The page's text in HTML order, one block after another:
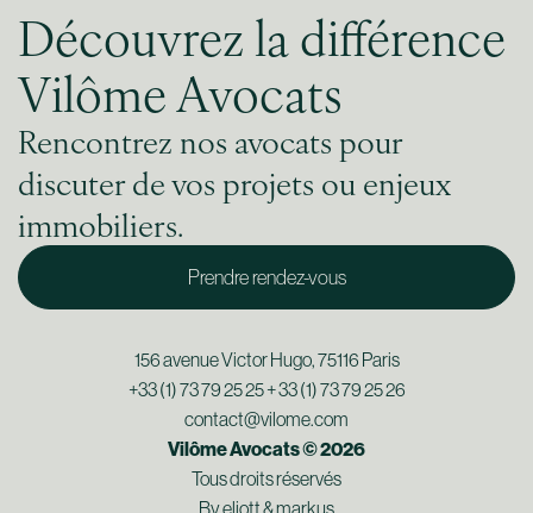
Découvrez la différence
Vilôme Avocats
Rencontrez nos avocats pour
discuter de vos projets ou enjeux
immobiliers.
Prendre rendez-vous
Vilôme Avocats © 2026
Tous droits réservés
Byeliott & markus
156 avenue Victor Hugo, 75116 Paris
+33 (1) 73 79 25 25 + 33 (1) 73 79 25 26
contact@vilome.com